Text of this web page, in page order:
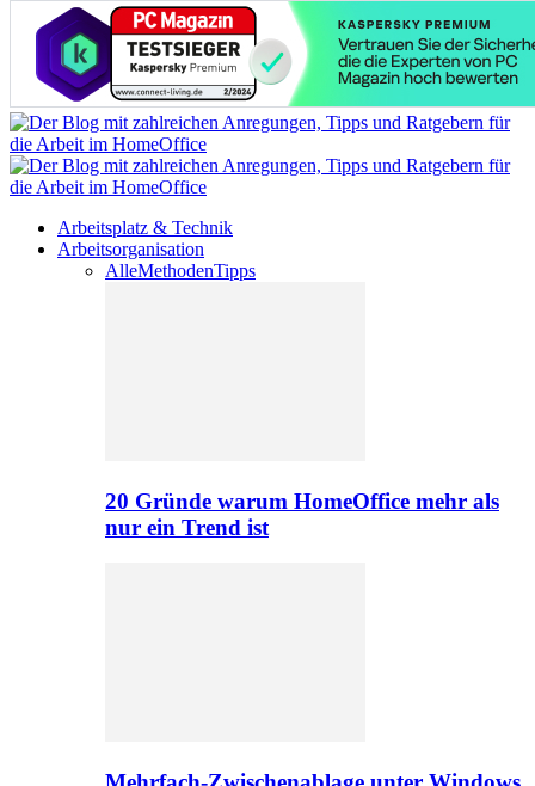
Arbeitsplatz & Technik
Arbeitsorganisation
AlleMethodenTipps
20 Gründe warum HomeOffice mehr als
nur ein Trend ist